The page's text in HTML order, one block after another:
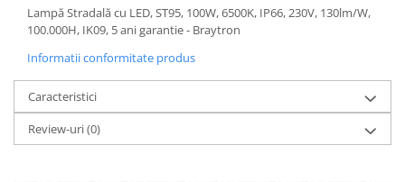
Lampă Stradală cu LED, ST95, 100W, 6500K, IP66, 230V, 130lm/W,
100.000H, IK09, 5 ani garantie - Braytron
Informatii conformitate produs
Caracteristici
Review-uri(0)